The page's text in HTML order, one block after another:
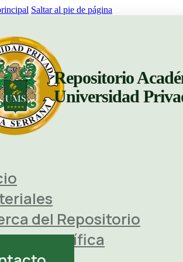
Saltar al pie de página
Repositorio
Universidad
del Repositorio
Científica